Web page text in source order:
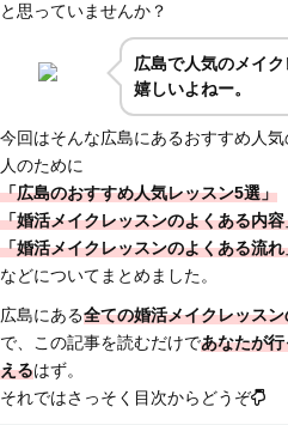
と思っていませんか？
広島で人気のメイ
嬉しいよねー。
今回はそんな広島にあるおすすめ人
人のために
「広島のおすすめ人気レッスン5選」
「婚活メイクレッスンのよくある内容
「婚活メイクレッスンのよくある流れ
などについてまとめました。
広島にある全ての婚活メイクレッス
で、この記事を読むだけであなたが
えるはず。
それではさっそく目次からどうぞ